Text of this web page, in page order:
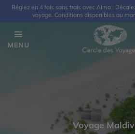
Réglez en 4 fois sans frais avec Alma :
voyage. Conditions disponibles au
MENU
Voyage